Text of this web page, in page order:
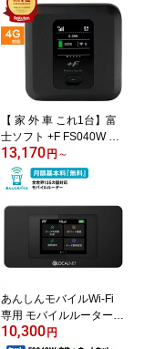
oSIM デュアルSIM 最短
翌日着 新品 365日出荷
最大接続32台 最大速度2.
8Gbps 日本語 英語 中国
語 ポケットWi-Fi pocket
Wi-Fi 高速 買い切り FS0
【 家 外 車 これ1台】富
士ソフト +F FS040W モ
バイルルーター 本体 FS0
40WMB1 SIMフリー カ
ーキット対応 車内Wi-Fi
構築 最大接続台数15台
日本語 英語 中国語 ポケ
ットWi-Fi pocket Wi-Fi 4
G バッテリーレス nanoS
IM 最強配送 新品 送料無
13,170 円 ～
あんしんモバイルWi-Fi
専用 モバイルルーター N
A01 国内 海外 対応 クラ
10,300 円